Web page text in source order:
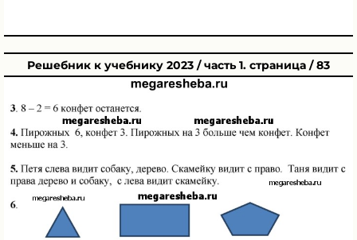
Решебник к учебнику 2023 / часть 1. страница / 83